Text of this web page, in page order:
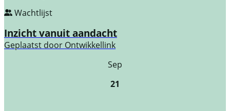
Wachtlijst
Inzicht vanuit aandacht
Geplaatst door Ontwikkellink
Sep
21